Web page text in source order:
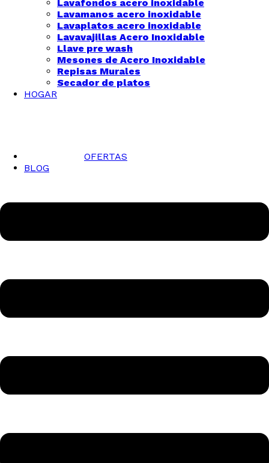
Lavafondos acero inoxidable
Lavamanos acero inoxidable
Lavaplatos acero inoxidable
Lavavajillas Acero Inoxidable
Llave pre wash
Mesones de Acero Inoxidable
Repisas Murales
Secador de platos
HOGAR
OFERTAS
BLOG